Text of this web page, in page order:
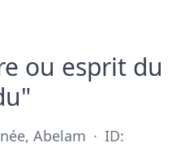
ou esprit du
Abelam · ID: